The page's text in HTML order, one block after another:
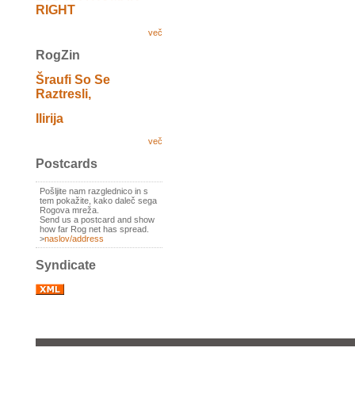
RIGHT
več
RogZin
Šraufi So Se
Raztresli,
Ilirija
več
Postcards
Pošljite nam razglednico in s
tem pokažite, kako daleč sega
Rogova mreža.
Send us a postcard and show
how far Rog net has spread.
>naslov/address
Syndicate